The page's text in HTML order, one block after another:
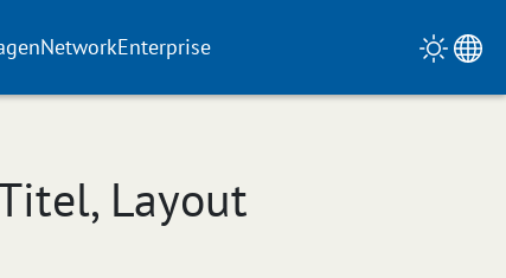
NetworkEnterprise
Layout